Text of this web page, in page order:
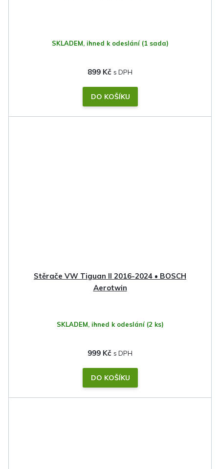
SKLADEM, ihned k odeslání (1 sada)
899 Kč
DO KOŠÍKU
Stěrače VW Tiguan II 2016-2024 • BOSCH
Aerotwin
SKLADEM, ihned k odeslání (2 ks)
999 Kč
DO KOŠÍKU